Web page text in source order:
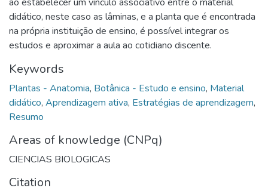
didático, neste caso as lâminas, e a planta que é encontrada
na própria instituição de ensino, é possível integrar os
estudos e aproximar a aula ao cotidiano discente.
Keywords
Plantas - Anatomia, Botânica - Estudo e ensino, Material
didático, Aprendizagem ativa, Estratégias de aprendizagem,
Resumo
Areas of knowledge (CNPq)
CIENCIAS BIOLOGICAS
Citation